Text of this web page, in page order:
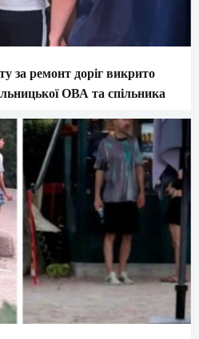
за ремонт доріг викрито
ОВА та спільника